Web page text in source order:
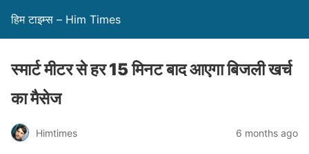
हिम टाइम्स – Him Times
स्मार्ट मीटर से हर 15 मिनट बाद आएगा बिजली खर्च
का मैसेज
Himtimes 6 months ago